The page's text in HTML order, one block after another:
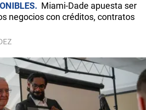
Miami-Dade apuesta ser
negocios con créditos, contratos